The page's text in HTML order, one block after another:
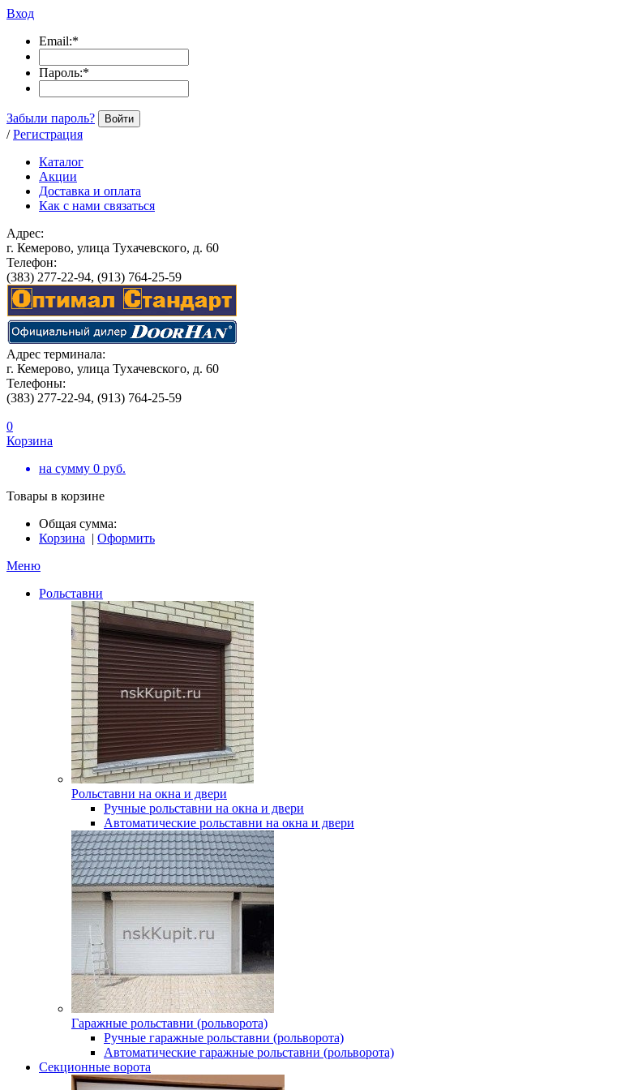
Вход
Email:*
Пароль:*
Забыли пароль? Войти
/ Регистрация
Каталог
Акции
Доставка и оплата
Как с нами связаться
Адрес:
г. Кемерово, улица Тухачевского, д. 60
Телефон:
(383) 277-22-94, (913) 764-25-59
Адрес терминала:
г. Кемерово, улица Тухачевского, д. 60
Телефоны:
(383) 277-22-94, (913) 764-25-59
0
Корзина
на сумму 0 руб.
Товары в корзине
Общая сумма:
Корзина | Оформить
Меню
Рольставни
Рольставни на окна и двери
Ручные рольставни на окна и двери
Автоматические рольставни на окна и двери
Гаражные рольставни (рольворота)
Ручные гаражные рольставни (рольворота)
Автоматические гаражные рольставни (рольворота)
Секционные ворота